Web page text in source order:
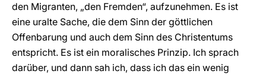
den Migranten, „den Fremden“, aufzunehmen. Es ist
eine uralte Sache, die dem Sinn der göttlichen
Offenbarung und auch dem Sinn des Christentums
entspricht. Es ist ein moralisches Prinzip. Ich sprach
darüber, und dann sah ich, dass ich das ein wenig